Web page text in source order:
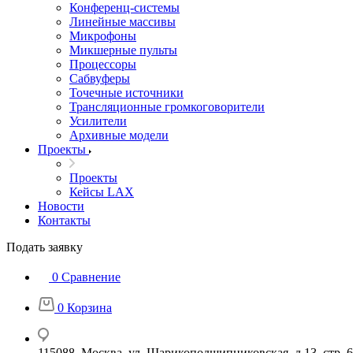
Конференц-системы
Линейные массивы
Микрофоны
Микшерные пульты
Процессоры
Сабвуферы
Точечные источники
Трансляционные громкоговорители
Усилители
Архивные модели
Проекты
Проекты
Кейсы LAX
Новости
Контакты
Подать заявку
0 Сравнение
0 Корзина